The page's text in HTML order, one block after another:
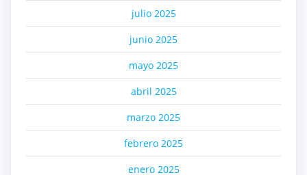
julio 2025
junio 2025
mayo 2025
abril 2025
marzo 2025
febrero 2025
enero 2025